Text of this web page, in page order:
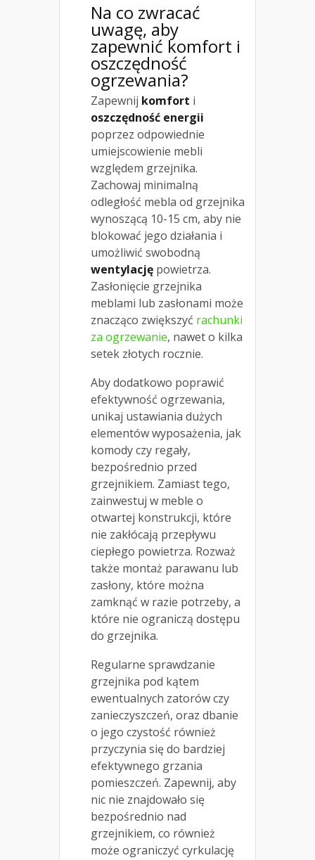
Na co zwracać
uwagę, aby
zapewnić komfort i
oszczędność
ogrzewania?
Zapewnij komfort i
oszczędność energii
poprzez odpowiednie
umiejscowienie mebli
względem grzejnika.
Zachowaj minimalną
odległość mebla od grzejnika
wynoszącą 10-15 cm, aby nie
blokować jego działania i
umożliwić swobodną
wentylację powietrza.
Zasłonięcie grzejnika
meblami lub zasłonami może
znacząco zwiększyć rachunki
za ogrzewanie, nawet o kilka
setek złotych rocznie.
Aby dodatkowo poprawić
efektywność ogrzewania,
unikaj ustawiania dużych
elementów wyposażenia, jak
komody czy regały,
bezpośrednio przed
grzejnikiem. Zamiast tego,
zainwestuj w meble o
otwartej konstrukcji, które
nie zakłócają przepływu
ciepłego powietrza. Rozważ
także montaż parawanu lub
zasłony, które można
zamknąć w razie potrzeby, a
które nie ograniczą dostępu
do grzejnika.
Regularne sprawdzanie
grzejnika pod kątem
ewentualnych zatorów czy
zanieczyszczeń, oraz dbanie
o jego czystość również
przyczynia się do bardziej
efektywnego grzania
pomieszczeń. Zapewnij, aby
nic nie znajdowało się
bezpośrednio nad
grzejnikiem, co również
może ograniczyć cyrkulację